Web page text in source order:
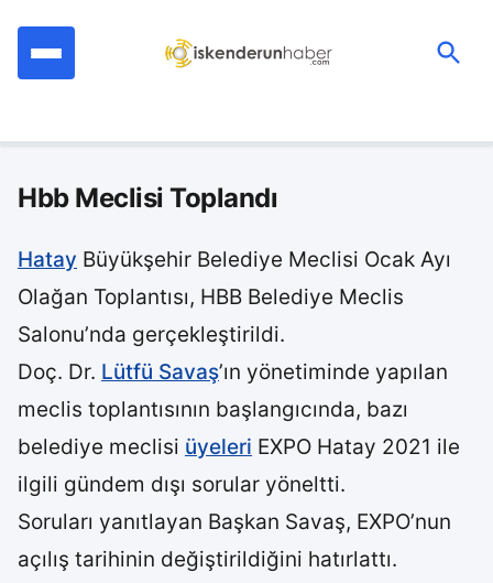
Hbb Meclisi Toplandı
Hatay Büyükşehir Belediye Meclisi Ocak Ayı
Olağan Toplantısı, HBB Belediye Meclis
Salonu’nda gerçekleştirildi.
Doç. Dr. Lütfü Savaş’ın yönetiminde yapılan
meclis toplantısının başlangıcında, bazı
belediye meclisi üyeleri EXPO Hatay 2021 ile
ilgili gündem dışı sorular yöneltti.
Soruları yanıtlayan Başkan Savaş, EXPO’nun
açılış tarihinin değiştirildiğini hatırlattı.